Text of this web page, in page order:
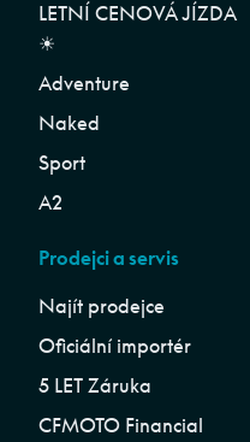
LETNÍ CENOVÁ JÍZDA
☀︎
Adventure
Naked
Sport
A2
Prodejci a servis
Najít prodejce
Oficiální importér
5 LET Záruka
CFMOTO Financial